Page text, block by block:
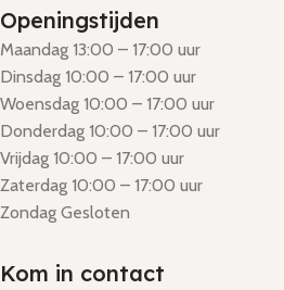
Openingstijden
Maandag 13:00 – 17:00 uur
Dinsdag 10:00 – 17:00 uur
Woensdag 10:00 – 17:00 uur
Donderdag 10:00 – 17:00 uur
Vrijdag 10:00 – 17:00 uur
Zaterdag 10:00 – 17:00 uur
Zondag Gesloten
Kom in contact